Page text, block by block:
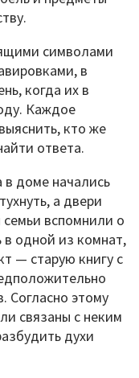
символами
в
когда их в
Каждое
кто же
ответа.
доме начались
а двери
вспомнили о
одной из комнат,
— старую книгу с
Согласно этому
связаны с неким
духи